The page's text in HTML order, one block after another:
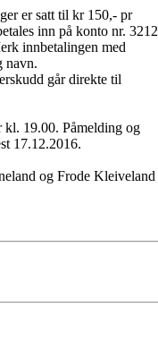
er satt til kr 150,- pr
inn på konto nr. 3212
innbetalingen med
navn.
går direkte til
kl. 19.00. Påmelding og
17.12.2016.
og Frode Kleiveland